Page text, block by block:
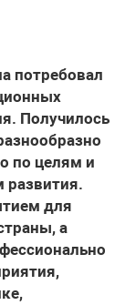
потребовал
Получилось
по целям и
развития.
для
а